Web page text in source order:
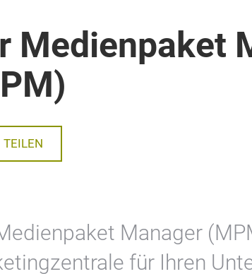
Medienpaket
TEILEN
Manager
für Ihren